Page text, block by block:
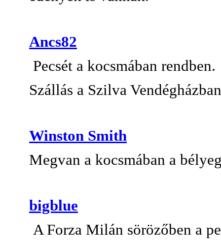
Ancs82
Pecsét a kocsmában rendben.
Szállás a Szilva
Winston Smith
Megvan a kocsmában a
bigblue
A Forza Milán sörözőben a